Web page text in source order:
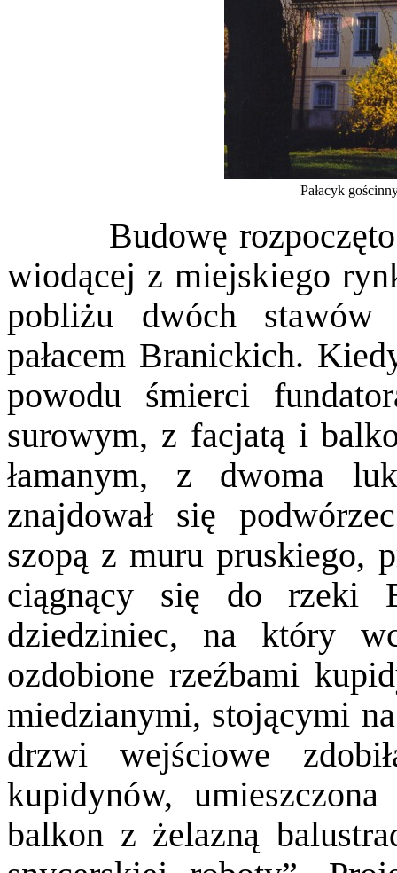
Pałacyk
Budowę rozpoczęto
wiodącej z miejskiego
pobliżu dwóch stawów
pałacem Branickich.
powodu śmierci
surowym, z facjatą i
łamanym, z dwoma
znajdował się
szopą z muru pruskiego,
ciągnący się do rzeki
dziedziniec, na który
ozdobione rzeźbami
miedzianymi, stojącymi
drzwi wejściowe
kupidynów,
balkon z żelazną